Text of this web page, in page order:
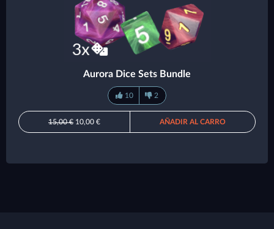
Aurora Dice Sets Bundle
10 2
15,00 € 10,00 € AÑADIR AL CARRO